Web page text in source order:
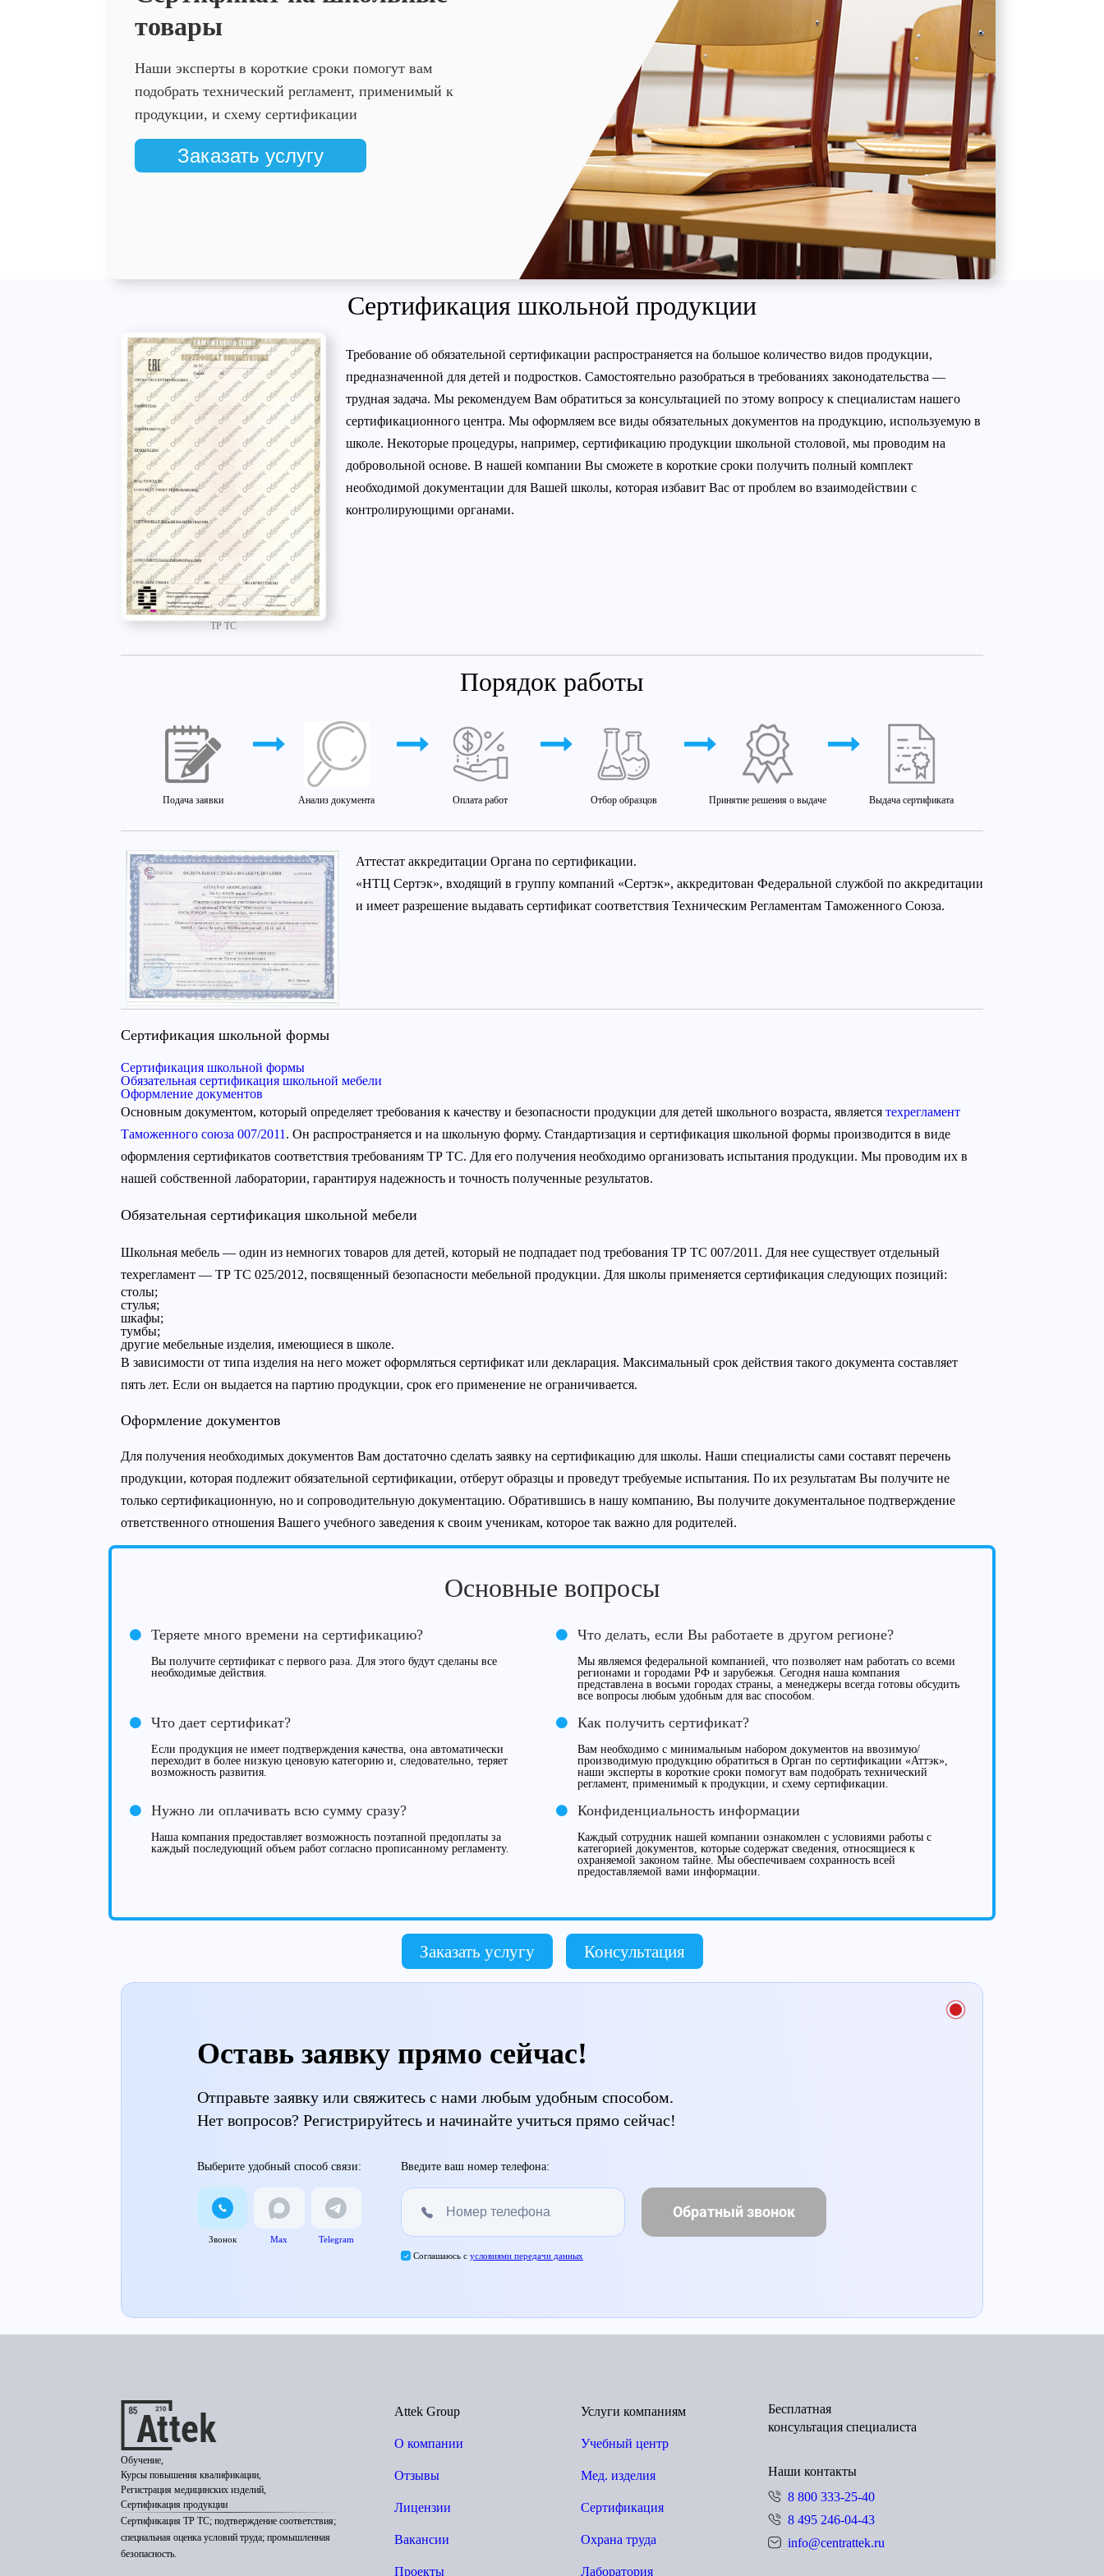
товары
Наши эксперты в короткие сроки помогут вам
подобрать технический регламент, применимый к
продукции, и схему сертификации
Заказать услугу
Сертификация школьной продукции
ТР ТС
Требование об обязательной сертификации распространяется на большое количество видов продукции,
предназначенной для детей и подростков. Самостоятельно разобраться в требованиях законодательства —
трудная задача. Мы рекомендуем Вам обратиться за консультацией по этому вопросу к специалистам нашего
сертификационного центра. Мы оформляем все виды обязательных документов на продукцию, используемую в
школе. Некоторые процедуры, например, сертификацию продукции школьной столовой, мы проводим на
добровольной основе. В нашей компании Вы сможете в короткие сроки получить полный комплект
необходимой документации для Вашей школы, которая избавит Вас от проблем во взаимодействии с
контролирующими органами.
Порядок работы
Подача заявки Анализ документа Оплата работ Отбор образцов Принятие решения о выдаче Выдача сертификата
Аттестат аккредитации Органа по сертификации.
«НТЦ Сертэк», входящий в группу компаний «Сертэк», аккредитован Федеральной службой по аккредитации
и имеет разрешение выдавать сертификат соответствия Техническим Регламентам Таможенного Союза.
Сертификация школьной формы
Сертификация школьной формы
Обязательная сертификация школьной мебели
Оформление документов
Основным документом, который определяет требования к качеству и безопасности продукции для детей школьного возраста, является техрегламент
Таможенного союза 007/2011 . Он распространяется и на школьную форму. Стандартизация и сертификация школьной формы производится в виде
оформления сертификатов соответствия требованиям ТР ТС. Для его получения необходимо организовать испытания продукции. Мы проводим их в
нашей собственной лаборатории, гарантируя надежность и точность полученные результатов.
Обязательная сертификация школьной мебели
Школьная мебель — один из немногих товаров для детей, который не подпадает под требования ТР ТС 007/2011. Для нее существует отдельный
техрегламент — ТР ТС 025/2012, посвященный безопасности мебельной продукции. Для школы применяется сертификация следующих позиций:
столы;
стулья;
шкафы;
тумбы;
другие мебельные изделия, имеющиеся в школе.
В зависимости от типа изделия на него может оформляться сертификат или декларация. Максимальный срок действия такого документа составляет
пять лет. Если он выдается на партию продукции, срок его применение не ограничивается.
Оформление документов
Для получения необходимых документов Вам достаточно сделать заявку на сертификацию для школы. Наши специалисты сами составят перечень
продукции, которая подлежит обязательной сертификации, отберут образцы и проведут требуемые испытания. По их результатам Вы получите не
только сертификационную, но и сопроводительную документацию. Обратившись в нашу компанию, Вы получите документальное подтверждение
ответственного отношения Вашего учебного заведения к своим ученикам, которое так важно для родителей.
Основные вопросы
Теряете много времени на сертификацию?
Вы получите сертификат с первого раза. Для этого будут сделаны все
необходимые действия.
Что делать, если Вы работаете в другом регионе?
Мы являемся федеральной компанией, что позволяет нам работать со всеми
регионами и городами РФ и зарубежья. Сегодня наша компания
представлена в восьми городах страны, а менеджеры всегда готовы обсудить
все вопросы любым удобным для вас способом.
Что дает сертификат?
Если продукция не имеет подтверждения качества, она автоматически
переходит в более низкую ценовую категорию и, следовательно, теряет
возможность развития.
Как получить сертификат?
Вам необходимо с минимальным набором документов на ввозимую/
производимую продукцию обратиться в Орган по сертификации «Аттэк»,
наши эксперты в короткие сроки помогут вам подобрать технический
регламент, применимый к продукции, и схему сертификации.
Нужно ли оплачивать всю сумму сразу?
Наша компания предоставляет возможность поэтапной предоплаты за
каждый последующий объем работ согласно прописанному регламенту.
Конфиденциальность информации
Каждый сотрудник нашей компании ознакомлен с условиями работы с
категорией документов, которые содержат сведения, относящиеся к
охраняемой законом тайне. Мы обеспечиваем сохранность всей
предоставляемой вами информации.
Заказать услугу Консультация
Оставь заявку прямо сейчас!
Отправьте заявку или свяжитесь с нами любым удобным способом.
Нет вопросов? Регистрируйтесь и начинайте учиться прямо сейчас!
Выберите удобный способ связи:
Звонок Max Telegram
Введите ваш номер телефона:
Обратный звонок
Соглашаюсь с условиями передачи данных
Обучение,
Курсы повышения квалификации,
Регистрация медицинских изделий,
Сертификация продукции
Сертификация ТР ТС; подтверждение соответствия;
специальная оценка условий труда; промышленная
безопасность.
Attek Group
О компании
Отзывы
Лицензии
Вакансии
Проекты
Услуги компаниям
Учебный центр
Мед. изделия
Сертификация
Охрана труда
Лаборатория
Бесплатная
консультация специалиста
Наши контакты
8 800 333-25-40
8 495 246-04-43
info@centrattek.ru